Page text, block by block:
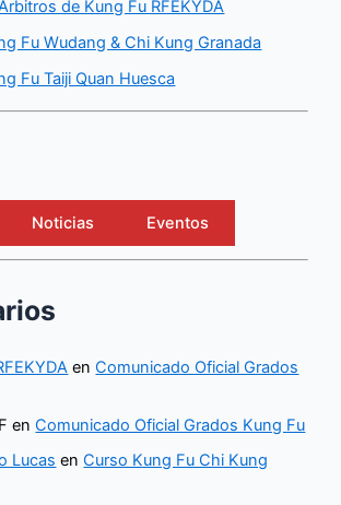
de Kung Fu RFEKYDA
Fu Wudang & Chi Kung Granada
Fu Taiji Quan Huesca
Noticias Eventos
enComunicado Oficial Grados
enComunicado Oficial Grados Kung Fu
Lucas enCurso Kung Fu Chi Kung